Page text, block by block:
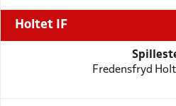
Holtet IF
Fredensfryd